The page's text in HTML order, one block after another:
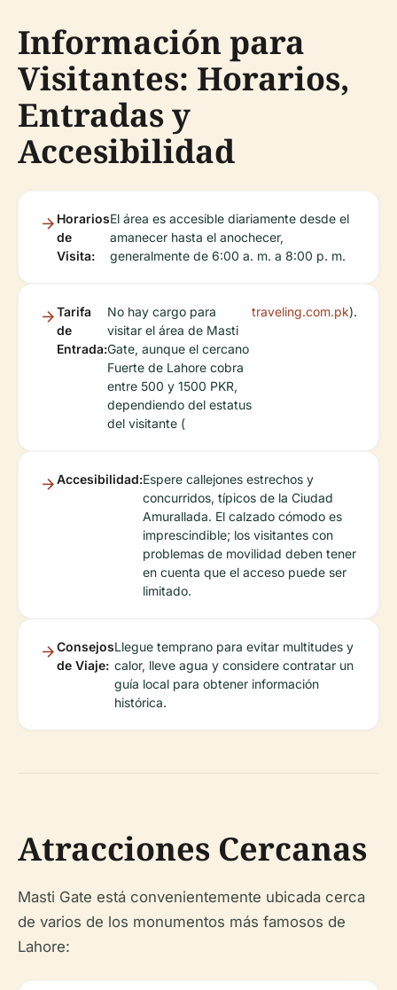
Información para
Visitantes: Horarios,
Entradas y
Accesibilidad
Horarios
de
Visita:
El área es accesible diariamente desde el
amanecer hasta el anochecer,
generalmente de 6:00 a. m. a 8:00 p. m.
Tarifa
de
Entrada:
No hay cargo para
visitar el área de Masti
Gate, aunque el cercano
Fuerte de Lahore cobra
entre 500 y 1500 PKR,
dependiendo del estatus
del visitante (
traveling.com.pk).
Accesibilidad:Espere callejones estrechos y
concurridos, típicos de la Ciudad
Amurallada. El calzado cómodo es
imprescindible; los visitantes con
problemas de movilidad deben tener
en cuenta que el acceso puede ser
limitado.
Consejos
de Viaje:
Llegue temprano para evitar multitudes y
calor, lleve agua y considere contratar un
guía local para obtener información
histórica.
Atracciones Cercanas
Masti Gate está convenientemente ubicada cerca
de varios de los monumentos más famosos de
Lahore: